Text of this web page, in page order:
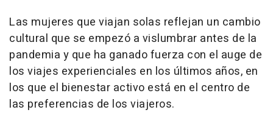
Las mujeres que viajan solas reflejan un cambio
cultural que se empezó a vislumbrar antes de la
pandemia y que ha ganado fuerza con el auge de
los viajes experienciales en los últimos años, en
los que el bienestar activo está en el centro de
las preferencias de los viajeros.